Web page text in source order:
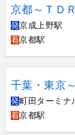
京都～ＴＤＲ
発京成上野駅
着京都駅
千葉・東京
発町田ターミナ
着京都駅